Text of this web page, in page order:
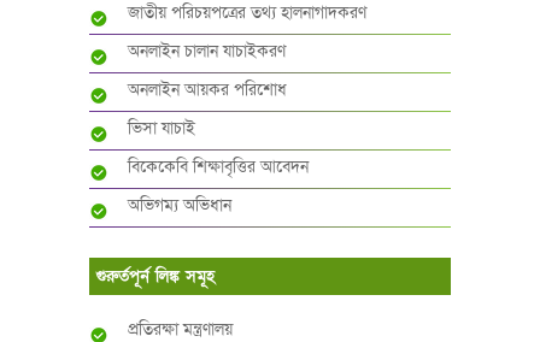
জাতীয় পরিচয়পত্রের তথ্য হালনাগাদকরণ
অনলাইন চালান যাচাইকরণ
অনলাইন আয়কর পরিশোধ
ভিসা যাচাই
বিকেকেবি শিক্ষাবৃত্তির আবেদন
অভিগম্য অভিধান
গুরুর্তপূর্ন লিঙ্ক সমূহ
প্রতিরক্ষা মন্ত্রণালয়